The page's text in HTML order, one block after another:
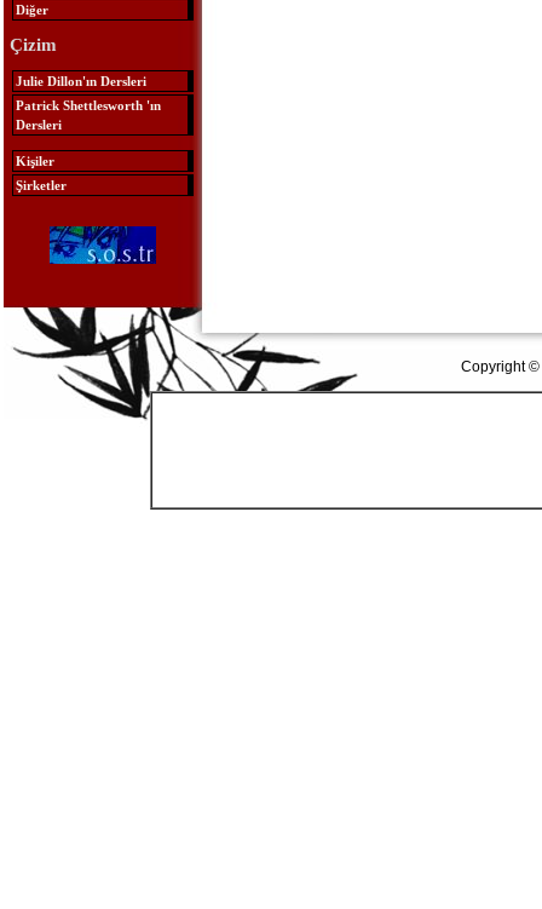
Diğer
Çizim
Julie Dillon'ın Dersleri
Patrick Shettlesworth 'ın
Dersleri
Kişiler
Şirketler
Copyright ©